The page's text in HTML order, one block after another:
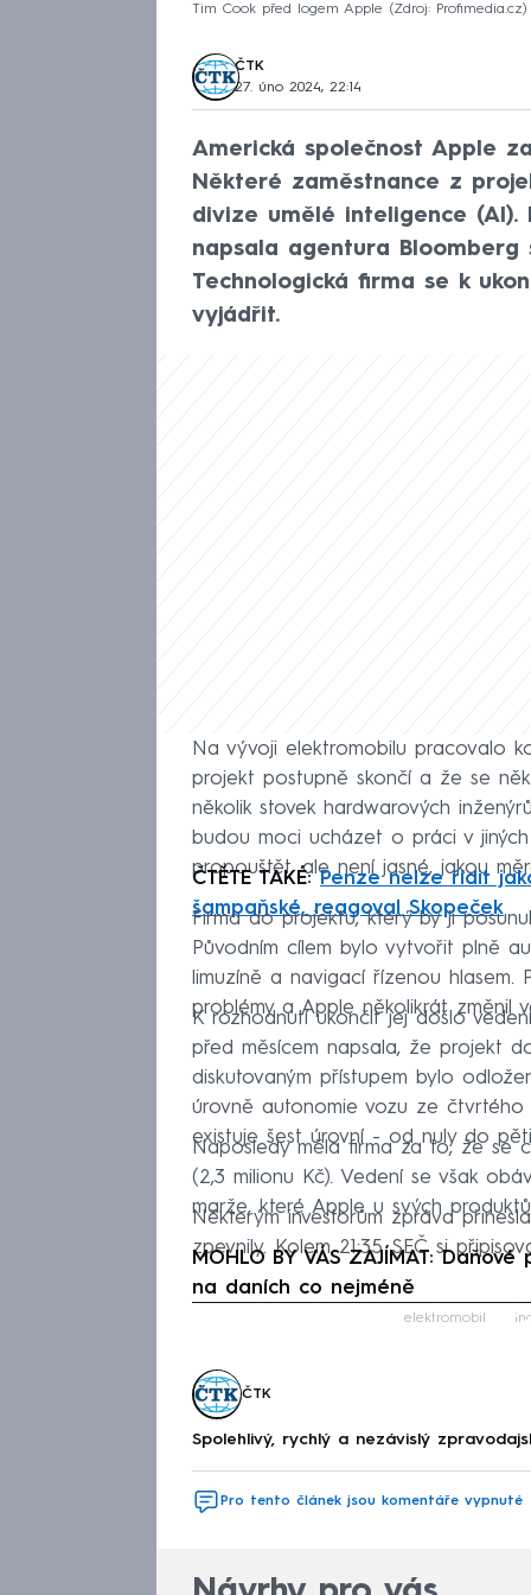
Tim Cook před logem Apple Zdroj: Profimedia.cz
ČTK
27. úno 2024, 22:14
Americká společnost Apple
Některé zaměstnance z
divize umělé inteligence
napsala agentura
Technologická firma se k
vyjádřit.
Na vývoji elektromobilu pracovalo
projekt postupně skončí a že se
několik stovek hardwarových
budou moci ucházet o práci v
propouštět, ale není jasné, jakou
ČTĚTE TAKÉ:Penze nelze řídit
šampaňské, reagoval Skopeček
Firma do projektu, který by ji
Původním cílem bylo vytvořit plně
limuzíně a navigací řízenou
problémy a Apple několikrát změnil
K rozhodnutí ukončit jej došlo
před měsícem napsala, že projekt
diskutovaným přístupem bylo
úrovně autonomie vozu ze čtvrtého
existuje šest úrovní - od nuly do
Naposledy měla firma za to, že se
(2,3 milionu Kč). Vedení se však
marže, které Apple u svých
Některým investorům zpráva
zpevnily. Kolem 21:35 SEČ si
MOHLO BY VÁS ZAJÍMAT:
na daních co nejméně
elektromobil
ČTK
Spolehlivý, rychlý a nezávislý
Pro tento článek jsou komentáře vypnuté